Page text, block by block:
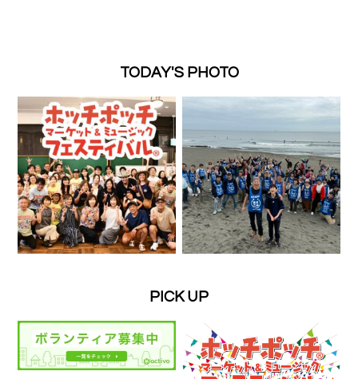
TODAY'S PHOTO
PICK UP